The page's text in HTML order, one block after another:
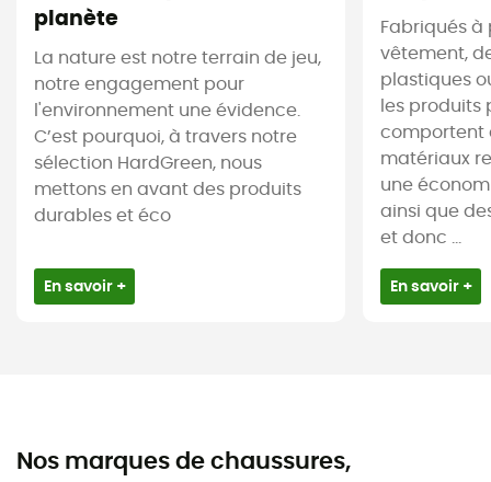
planète
La nature est notre terrain de jeu,
notre engagement pour
l'environnement une évidence.
C’est pourquoi, à travers notre
sélection HardGreen, nous
mettons en avant des produits
durables et éco
En savoir +
Fabriqués à
vêtement,
plastiques
les produits
comportent
matériaux
une
ainsi que
et donc ...
En savoir +
Nos marques de chaussures,